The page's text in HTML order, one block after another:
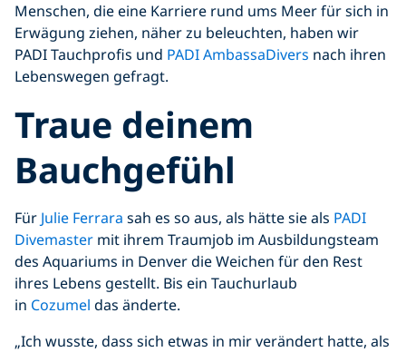
Menschen, die eine Karriere rund ums Meer für sich in
Erwägung ziehen, näher zu beleuchten, haben wir
PADI Tauchprofis und PADI AmbassaDivers nach ihren
Lebenswegen gefragt.
Traue deinem
Bauchgefühl
Für Julie Ferrara sah es so aus, als hätte sie als PADI
Divemaster mit ihrem Traumjob im Ausbildungsteam
des Aquariums in Denver die Weichen für den Rest
ihres Lebens gestellt. Bis ein Tauchurlaub
in Cozumel das änderte.
„Ich wusste, dass sich etwas in mir verändert hatte, als